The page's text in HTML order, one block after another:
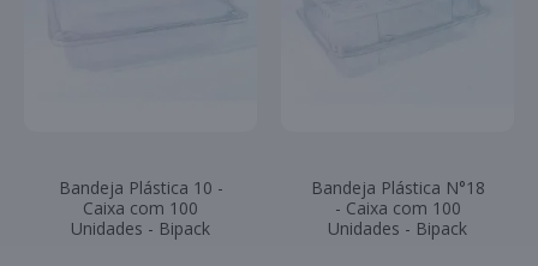
Bandeja Plástica 10 -
Caixa com 100
Unidades - Bipack
Bandeja Plástica N°18
- Caixa com 100
Unidades - Bipack